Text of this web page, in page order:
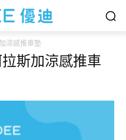
涼感推車墊
斯加涼感推車